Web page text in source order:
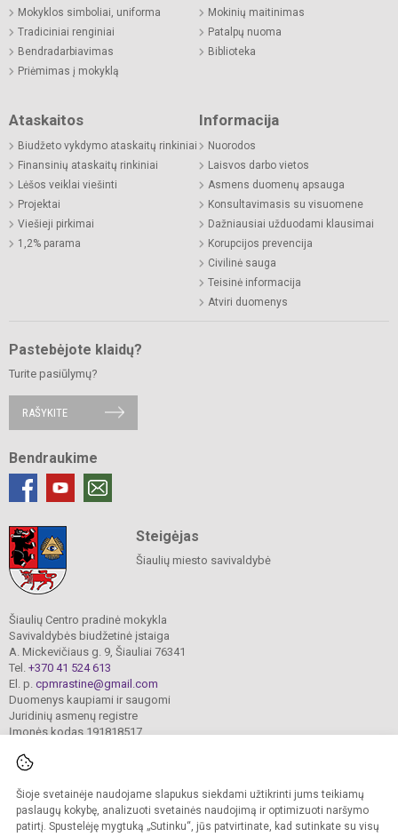
Šioje svetainėje naudojame slapukus siekdami užtikrinti jums teikiamų
paslaugų kokybę, analizuoti svetainės naudojimą ir optimizuoti naršymo
patirtį. Spustelėję mygtuką „Sutinku“, jūs patvirtinate, kad sutinkate su visų
Mokyklos simboliai, uniforma
Tradiciniai renginiai
Bendradarbiavimas
Priėmimas į mokyklą
Mokinių maitinimas
Patalpų nuoma
Biblioteka
Ataskaitos
Biudžeto vykdymo ataskaitų rinkiniai
Finansinių ataskaitų rinkiniai
Lėšos veiklai viešinti
Projektai
Viešieji pirkimai
1,2% parama
Informacija
Nuorodos
Laisvos darbo vietos
Asmens duomenų apsauga
Konsultavimasis su visuomene
Dažniausiai užduodami klausimai
Korupcijos prevencija
Civilinė sauga
Teisinė informacija
Atviri duomenys
Pastebėjote klaidų?
Turite pasiūlymų?
RAŠYKITE
Bendraukime
Steigėjas
Šiaulių miesto savivaldybė
Šiaulių Centro pradinė mokykla
Savivaldybės biudžetinė įstaiga
A. Mickevičiaus g. 9, Šiauliai 76341
Tel. +370 41 524 613
El. p. cpmrastine@gmail.com
Duomenys kaupiami ir saugomi
Juridinių asmenų registre
Įmonės kodas 191818517
© 2024. Šiaulių Centro pradinė mokykla. Visos teisės saugomos.
Kopijuoti turinį be raštiško įstaigos administracijos sutikimo griežtai draudžiama.
Prieinamumo paraiška Slapukų valdymas